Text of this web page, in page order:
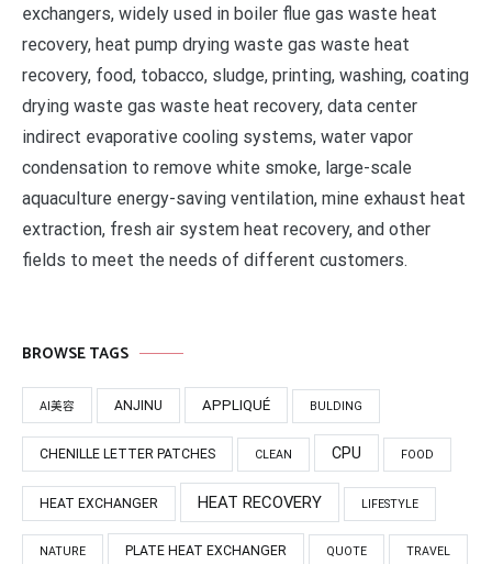
exchangers, widely used in boiler flue gas waste heat
recovery, heat pump drying waste gas waste heat
recovery, food, tobacco, sludge, printing, washing, coating
drying waste gas waste heat recovery, data center
indirect evaporative cooling systems, water vapor
condensation to remove white smoke, large-scale
aquaculture energy-saving ventilation, mine exhaust heat
extraction, fresh air system heat recovery, and other
fields to meet the needs of different customers.
BROWSE TAGS
AI美容 ANJINU APPLIQUÉ BULDING
CHENILLE LETTER PATCHES CLEAN CPU FOOD
HEAT EXCHANGER HEAT RECOVERY LIFESTYLE
NATURE PLATE HEAT EXCHANGER QUOTE TRAVEL